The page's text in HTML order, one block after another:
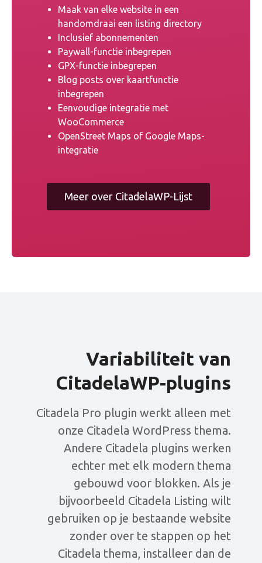
Maak van elke website in een
handomdraai een listing directory
Inclusief abonnementen
Paywall-functie inbegrepen
GPX-functie inbegrepen
Blog posts over kaartfunctie
inbegrepen
Eenvoudige integratie met
WooCommerce
OpenStreet Maps of Google Maps-
integratie
Meer over CitadelaWP-Lijst
Variabiliteit van
CitadelaWP-plugins
Citadela Pro plugin werkt alleen met
onze Citadela WordPress thema.
Andere Citadela plugins werken
echter met elk modern thema
gebouwd voor blokken. Als je
bijvoorbeeld Citadela Listing wilt
gebruiken op je bestaande website
zonder over te stappen op het
Citadela thema, installeer dan de